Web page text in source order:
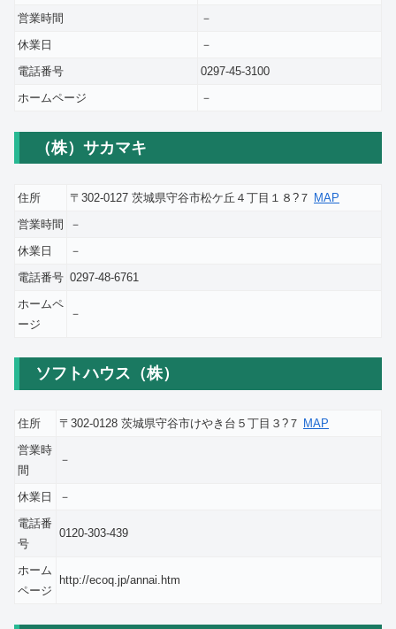
営業時間
－
休業日
－
電話番号
0297-45-3100
ホームページ
－
（株）サカマキ
住所 〒302-0127 茨城県守谷市松ケ丘４丁目１８?７ MAP
営業時間
－
休業日
－
電話番号 0297-48-6761
ホームペ
ージ
－
ソフトハウス（株）
住所 〒302-0128 茨城県守谷市けやき台５丁目３?７ MAP
営業時
間
－
休業日
－
電話番
号
0120-303-439
ホーム
ページ
http://ecoq.jp/annai.htm